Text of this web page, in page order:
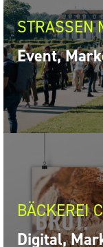
STRASSEN
Event,
BÄCKEREI
Digital,